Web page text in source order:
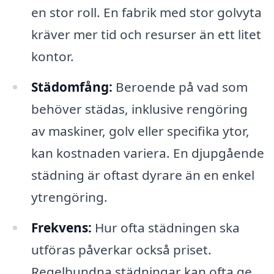
en stor roll. En fabrik med stor golvyta
kräver mer tid och resurser än ett litet
kontor.
Städomfång: Beroende på vad som
behöver städas, inklusive rengöring
av maskiner, golv eller specifika ytor,
kan kostnaden variera. En djupgående
städning är oftast dyrare än en enkel
ytrengöring.
Frekvens: Hur ofta städningen ska
utföras påverkar också priset.